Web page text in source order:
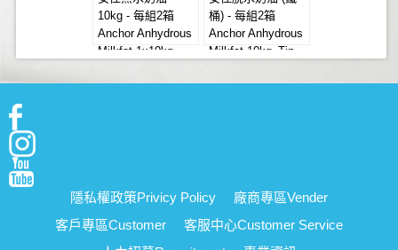
10kg - 每組2箱
Anchor Anhydrous
Milkfat 1x10kg
桶) - 每組2箱
Anchor Anhydrous
Milkfat 10kg_Tin
隱私權政策Privicy Policy 廠商專區Vender
客戶專區Customer 客服中心Customer Service